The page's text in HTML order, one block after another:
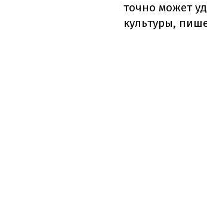
точно может
культуры,